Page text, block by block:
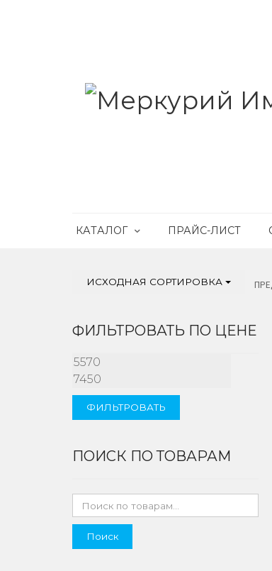
КАТАЛОГ ПРАЙС-ЛИСТ
ИСХОДНАЯ СОРТИРОВКА
ФИЛЬТРОВАТЬ ПО ЦЕНЕ
МИНИМАЛЬНАЯ
ЦЕНА
ФИЛЬТРОВАТЬ
ПОИСК ПО ТОВАРАМ
Поиск